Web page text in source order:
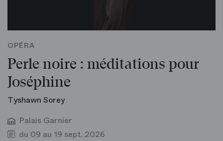
OPÉRA
Perle noire : méditations pour
Joséphine
Tyshawn Sorey
Palais Garnier
du 09 au 19 sept. 2026